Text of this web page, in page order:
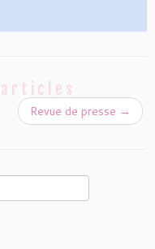
Revue de presse →